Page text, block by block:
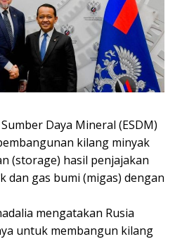
Daya Mineral (ESDM)
kilang minyak
(storage) hasil penjajakan
dan gas bumi (migas) dengan
mengatakan Rusia
untuk membangun kilang